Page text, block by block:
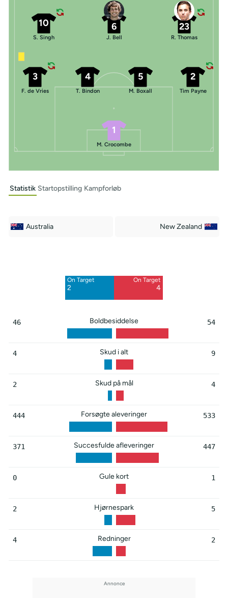
1
M. Crocombe
3
F. de Vries
4
T. Bindon
5
M. Boxall
2
Tim Payne
10
S. Singh
6
J. Bell
23
R. Thomas
Statistik Startopstilling Kampforløb
Australia New Zealand
On Target
2
On Target
4
46 Boldbesiddelse 54
4 Skud i alt 9
2 Skud på mål 4
444 Forsøgte aleveringer 533
371 Succesfulde afleveringer 447
0 Gule kort 1
2 Hjørnespark 5
4 Redninger 2